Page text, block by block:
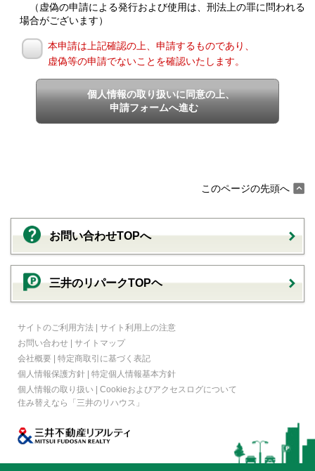
（虚偽の申請による発行および使用は、刑法上の罪に問われる
場合がございます）
本申請は上記確認の上、申請するものであり、
虚偽等の申請でないことを確認いたします。
個人情報の取り扱いに同意の上、
申請フォームへ進む
このページの先頭へ
お問い合わせTOPへ
三井のリパークTOPヘ
サイトのご利用方法 | サイト利用上の注意
お問い合わせ | サイトマップ
会社概要 | 特定商取引に基づく表記
個人情報保護方針 | 特定個人情報基本方針
個人情報の取り扱い | Cookieおよびアクセスログについて
住み替えなら
「三井のリハウス」